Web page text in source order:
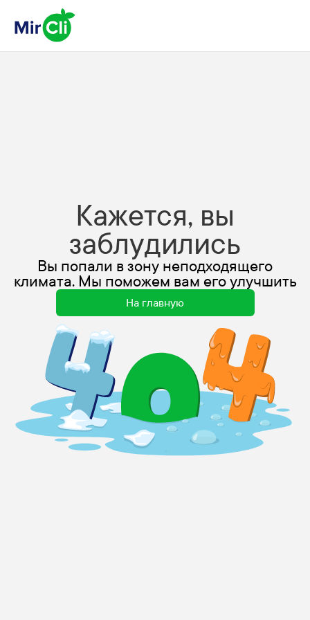
Кажется, вы
заблудились
Вы попали в зону неподходящего
климата. Мы поможем вам его улучшить
На главную